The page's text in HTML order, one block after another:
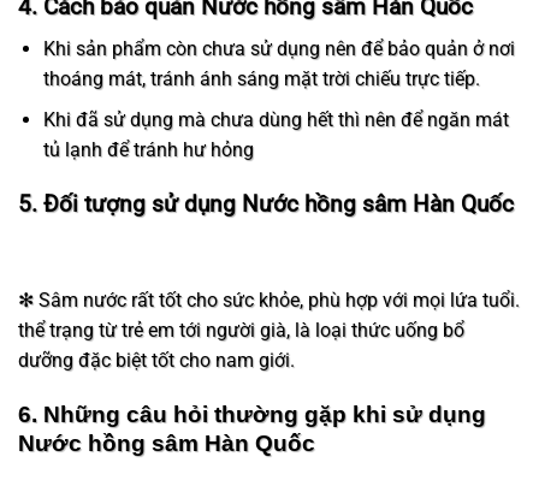
4. Cách bảo quản Nước hồng sâm Hàn Quốc
Khi sản phẩm còn chưa sử dụng nên để bảo quản ở nơi
thoáng mát, tránh ánh sáng mặt trời chiếu trực tiếp.
Khi đã sử dụng mà chưa dùng hết thì nên để ngăn mát
tủ lạnh để tránh hư hỏng
5. Đối tượng sử dụng Nước hồng sâm Hàn Quốc
✻ Sâm nước rất tốt cho sức khỏe, phù hợp với mọi lứa tuổi.
thể trạng từ trẻ em tới người già, là loại thức uống bổ
dưỡng đặc biệt tốt cho nam giới.
6. Những câu hỏi thường gặp khi sử dụng
Nước hồng sâm Hàn Quốc